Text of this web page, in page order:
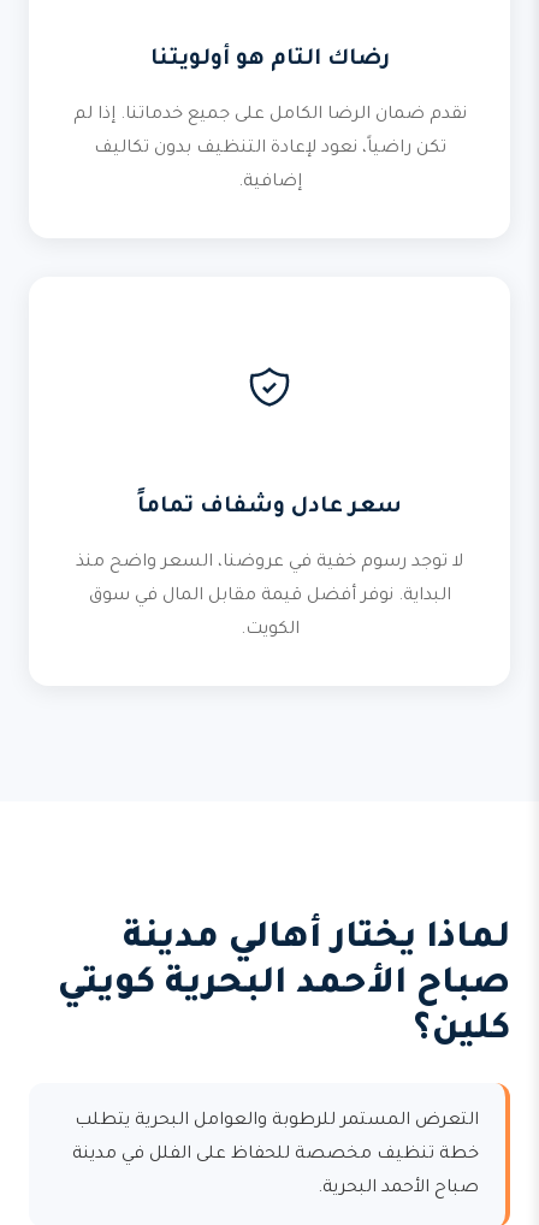
رضاك التام هو أولويتنا
نقدم ضمان الرضا الكامل على جميع خدماتنا. إذا لم
تكن راضياً، نعود لإعادة التنظيف بدون تكاليف
إضافية.
سعر عادل وشفاف تماماً
لا توجد رسوم خفية في عروضنا، السعر واضح منذ
البداية. نوفر أفضل قيمة مقابل المال في سوق
الكويت.
لماذا يختار أهالي مدينة
صباح الأحمد البحرية كويتي
كلين؟
التعرض المستمر للرطوبة والعوامل البحرية يتطلب
خطة تنظيف مخصصة للحفاظ على الفلل في مدينة
صباح الأحمد البحرية.